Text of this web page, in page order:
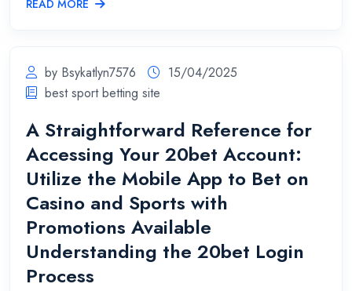
READ MORE
by Bsykatlyn7576
15/04/2025
best sport betting site
A Straightforward Reference for
Accessing Your 20bet Account:
Utilize the Mobile App to Bet on
Casino and Sports with
Promotions Available
Understanding the 20bet Login
Process